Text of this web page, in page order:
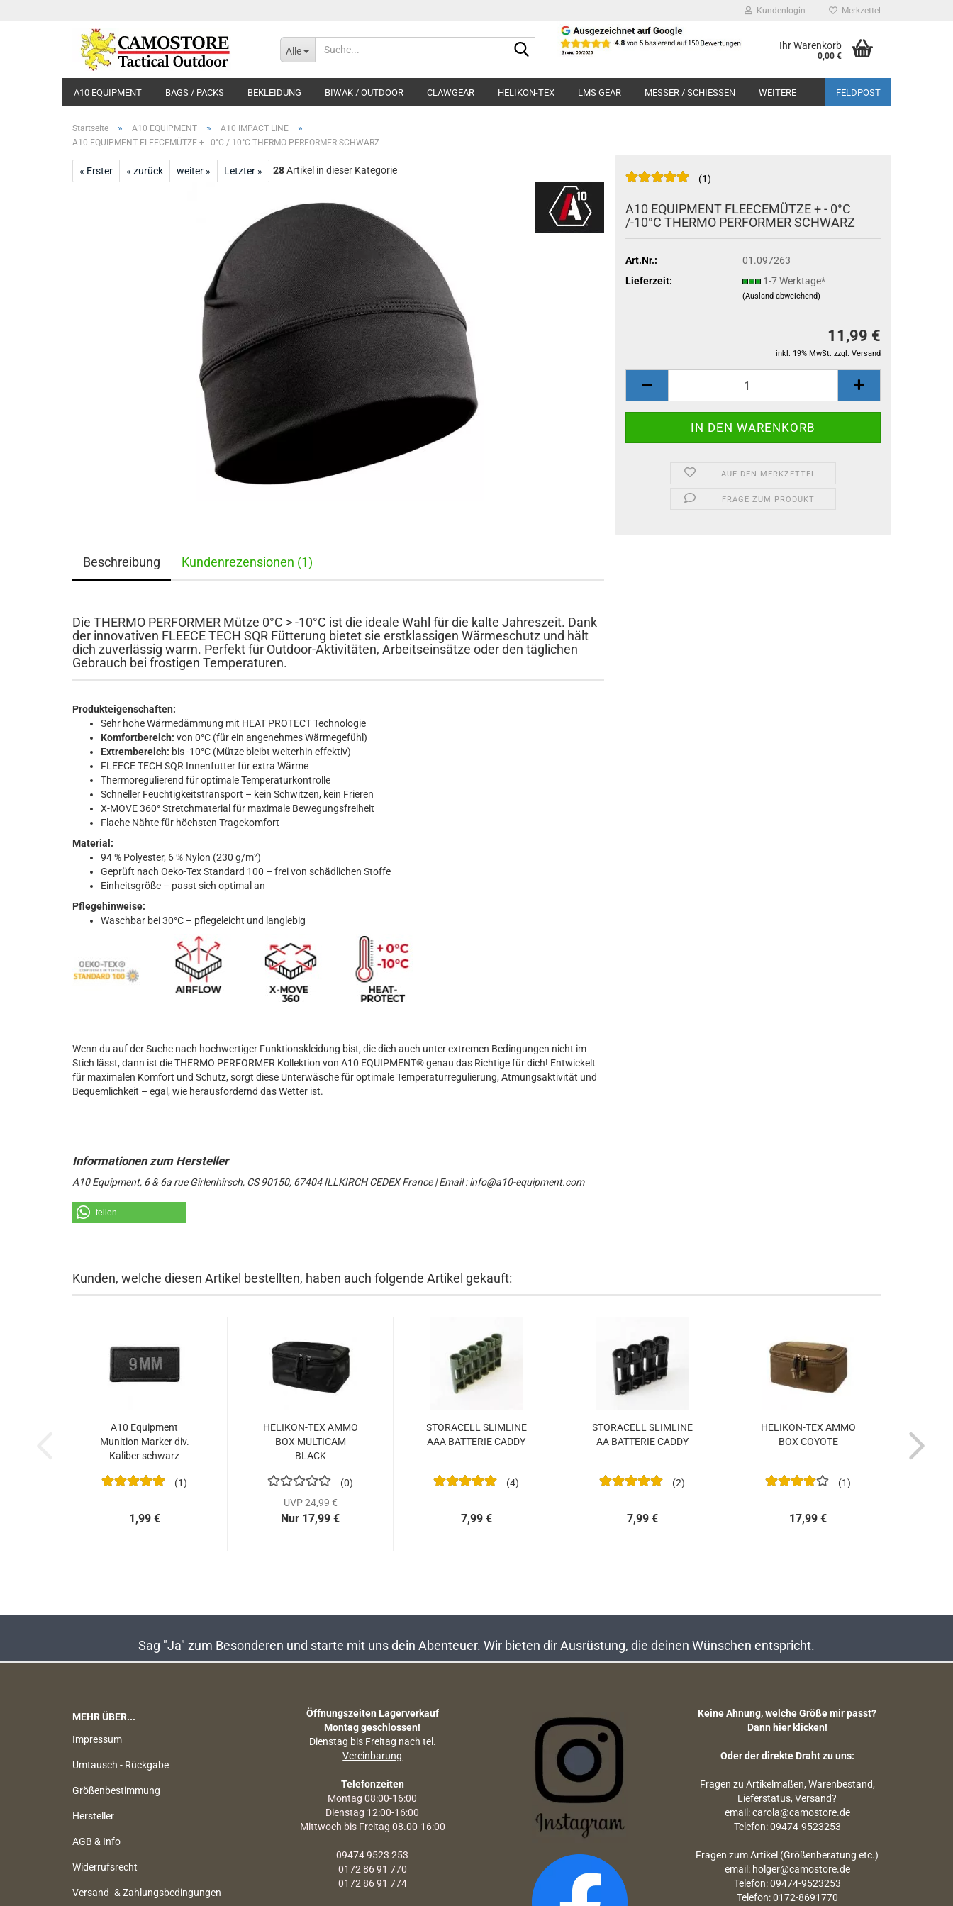
Kundenlogin Merkzettel
Alle
Suche... Ihr Warenkorb
0,00 €
A10 EQUIPMENT BAGS / PACKS BEKLEIDUNG BIWAK / OUTDOOR CLAWGEAR HELIKON-TEX LMS GEAR MESSER / SCHIESSEN FELDPOST
WEITERE
Startseite » A10 EQUIPMENT » A10 IMPACT LINE »
A10 EQUIPMENT FLEECEMÜTZE + - 0°C /-10°C THERMO PERFORMER SCHWARZ
« Erster « zurück weiter » Letzter » 28Artikel in dieser Kategorie
1
A10 EQUIPMENT FLEECEMÜTZE + - 0°C
/-10°C THERMO PERFORMER SCHWARZ
Art.Nr.:
01.097263
Lieferzeit:
1-7 Werktage*
(Ausland abweichend)
11,99 €
inkl. 19% MwSt. zzgl. Versand
AUF DEN MERKZETTEL
FRAGE ZUM PRODUKT
Beschreibung Kundenrezensionen (1)
Die THERMO PERFORMER Mütze 0°C > -10°C ist die ideale Wahl für die kalte Jahreszeit. Dank
der innovativen FLEECE TECH SQR Fütterung bietet sie erstklassigen Wärmeschutz und hält
dich zuverlässig warm. Perfekt für Outdoor-Aktivitäten, Arbeitseinsätze oder den täglichen
Gebrauch bei frostigen Temperaturen.
Produkteigenschaften:
Sehr hohe Wärmedämmung mit HEAT PROTECT Technologie
Komfortbereich: von 0°C (für ein angenehmes Wärmegefühl)
Extrembereich: bis -10°C (Mütze bleibt weiterhin effektiv)
FLEECE TECH SQR Innenfutter für extra Wärme
Thermoregulierend für optimale Temperaturkontrolle
Schneller Feuchtigkeitstransport – kein Schwitzen, kein Frieren
X-MOVE 360° Stretchmaterial für maximale Bewegungsfreiheit
Flache Nähte für höchsten Tragekomfort
Material:
94 % Polyester, 6 % Nylon (230 g/m²)
Geprüft nach Oeko-Tex Standard 100 – frei von schädlichen Stoffe
Einheitsgröße – passt sich optimal an
Pflegehinweise:
Waschbar bei 30°C – pflegeleicht und langlebig
Wenn du auf der Suche nach hochwertiger Funktionskleidung bist, die dich auch unter extremen Bedingungen nicht im
Stich lässt, dann ist die THERMO PERFORMER Kollektion von A10 EQUIPMENT® genau das Richtige für dich! Entwickelt
für maximalen Komfort und Schutz, sorgt diese Unterwäsche für optimale Temperaturregulierung, Atmungsaktivität und
Bequemlichkeit – egal, wie herausfordernd das Wetter ist.
A10 Equipment, 6 & 6a rue Girlenhirsch, CS 90150, 67404 ILLKIRCH CEDEX France | Email : info@a10-equipment.com
teilen
Kunden, welche diesen Artikel bestellten, haben auch folgende Artikel gekauft:
A10 Equipment
Munition Marker div.
Kaliber schwarz
1
1,99 €
HELIKON-TEX AMMO
BOX MULTICAM
BLACK
0
UVP 24,99 €
Nur 17,99 €
STORACELL SLIMLINE
AAA BATTERIE CADDY
4
7,99 €
STORACELL SLIMLINE
AA BATTERIE CADDY
2
7,99 €
HELIKON-TEX AMMO
BOX COYOTE
1
17,99 €
Sag "Ja" zum Besonderen und starte mit uns dein Abenteuer. Wir bieten dir Ausrüstung, die deinen Wünschen entspricht.
MEHR ÜBER...
Impressum
Umtausch - Rückgabe
Größenbestimmung
Hersteller
AGB & Info
Widerrufsrecht
Versand- & Zahlungsbedingungen
Öffnungszeiten Lagerverkauf
Montag geschlossen!
Dienstag bis Freitag nach tel.
Vereinbarung
Telefonzeiten
Montag 08:00-16:00
Dienstag 12:00-16:00
Mittwoch bis Freitag 08.00-16:00
09474 9523 253
0172 86 91 770
0172 86 91 774
Keine Ahnung, welche Größe mir passt?
Dann hier klicken!
Oder der direkte Draht zu uns:
Fragen zu Artikelmaßen, Warenbestand,
Lieferstatus, Versand?
email: carola@camostore.de
Telefon: 09474-9523253
Fragen zum Artikel (Größenberatung etc.)
email: holger@camostore.de
Telefon: 09474-9523253
Telefon: 0172-8691770